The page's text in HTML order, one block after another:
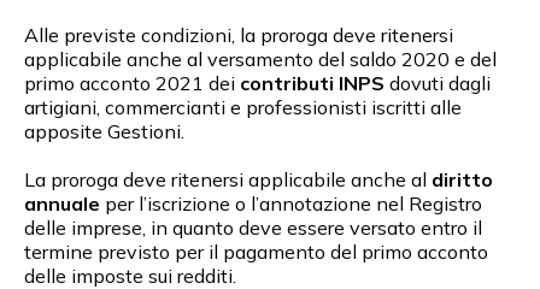
Alle previste condizioni, la proroga deve ritenersi
applicabile anche al versamento del saldo 2020 e del
primo acconto 2021 dei contributi INPS dovuti dagli
artigiani, commercianti e professionisti iscritti alle
apposite Gestioni.
La proroga deve ritenersi applicabile anche al diritto
annuale per l’iscrizione o l’annotazione nel Registro
delle imprese, in quanto deve essere versato entro il
termine previsto per il pagamento del primo acconto
delle imposte sui redditi.